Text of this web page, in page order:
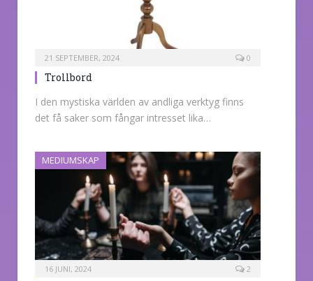
21 SEPTEMBER, 2024 0
Trollbord
I den mystiska världen av andliga verktyg finns
det få saker som fångar intresset lika…
MEDIUMSKAP
16 JUNI, 2024 2